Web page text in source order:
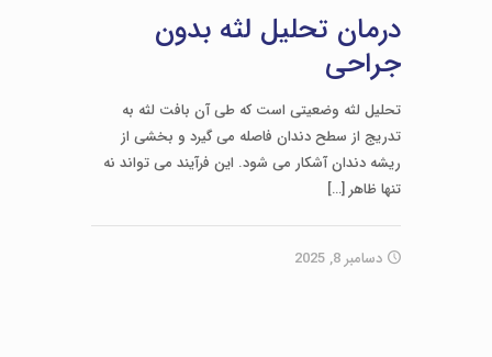
درمان تحلیل لثه بدون
جراحی
تحلیل لثه وضعیتی است که طی آن بافت لثه به
تدریج از سطح دندان فاصله می گیرد و بخشی از
ریشه دندان آشکار می شود. این فرآیند می تواند نه
تنها ظاهر[…]
دسامبر 8, 2025